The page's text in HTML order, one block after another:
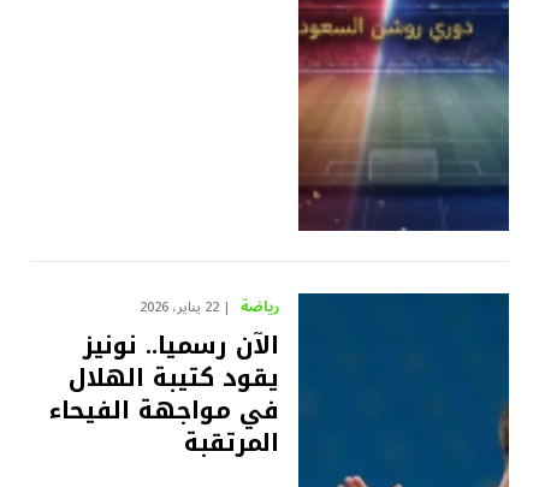
رياضة 22 يناير، 2026
الآن رسميا.. نونيز
يقود كتيبة الهلال
في مواجهة الفيحاء
المرتقبة